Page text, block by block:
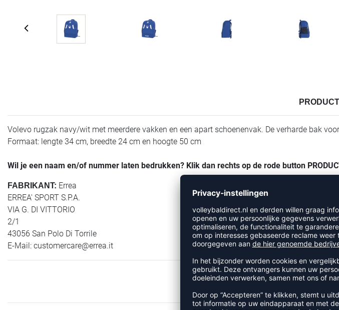
Volevo rugzak navy/wit met meerdere vakken en een apart schoenenvak. De verharde bak
Formaat: lengte 34 cm, breedte 24 cm en hoogte 50 cm
Wil je een naam en/of nummer laten bedrukken? Klik dan rechts op de rode button
FABRIKANT: Errea
ERREA' SPORT S.P.A.
VIA G. DI VITTORIO
2/1
43056 San Polo Di Torrile
E-Mail: customercare@errea.it
RECENT